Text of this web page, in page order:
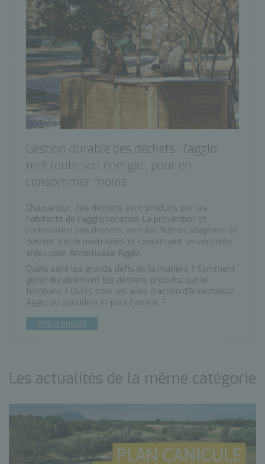
Gestion durable des déchets : l'agglo
met toute son énergie... pour en
consommer moins
Chaque jour, des déchets sont produits par les
habitants de l’agglomération. La prévention et
l’orientation des déchets vers les filières adaptées se
doivent d’être maîtrisées et constituent un véritable
enjeu pour Annemasse Agglo.
Quels sont les grands défis en la matière ? Comment
gérer durablement les déchets produits sur le
territoire ? Quels sont les axes d’action d’Annemasse
Agglo au quotidien et pour l’avenir ?
VOIR LE DOSSIER
Les actualités de la même catégorie